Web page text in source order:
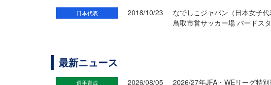
日本代表 2018/10/23
なでしこジャパン（日本女子
鳥取市営サッカー場 バードス
最新ニュース
選手育成 2026/08/05 2026/27年JFA・WEリーグ特